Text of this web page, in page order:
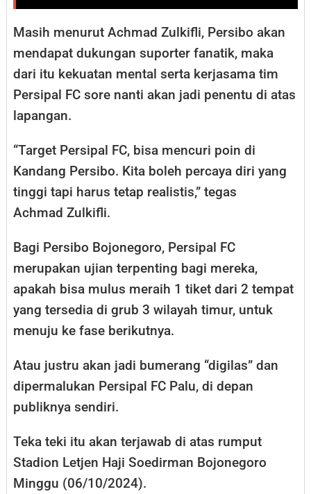
Masih menurut Achmad Zulkifli, Persibo akan
mendapat dukungan suporter fanatik, maka
dari itu kekuatan mental serta kerjasama tim
Persipal FC sore nanti akan jadi penentu di atas
lapangan.
“Target Persipal FC, bisa mencuri poin di
Kandang Persibo. Kita boleh percaya diri yang
tinggi tapi harus tetap realistis,” tegas
Achmad Zulkifli.
Bagi Persibo Bojonegoro, Persipal FC
merupakan ujian terpenting bagi mereka,
apakah bisa mulus meraih 1 tiket dari 2 tempat
yang tersedia di grub 3 wilayah timur, untuk
menuju ke fase berikutnya.
Atau justru akan jadi bumerang “digilas” dan
dipermalukan Persipal FC Palu, di depan
publiknya sendiri.
Teka teki itu akan terjawab di atas rumput
Stadion Letjen Haji Soedirman Bojonegoro
Minggu (06/10/2024).